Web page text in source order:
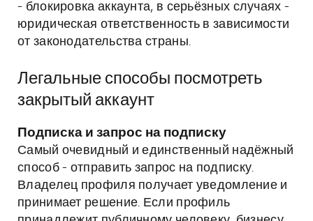
- блокировка аккаунта, в серьёзных случаях -
юридическая ответственность в зависимости
от законодательства страны.
Легальные способы посмотреть
закрытый аккаунт
Подписка и запрос на подписку
Самый очевидный и единственный надёжный
способ - отправить запрос на подписку.
Владелец профиля получает уведомление и
принимает решение. Если профиль